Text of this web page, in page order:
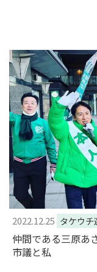
2022.12.25 タケウチ
仲間である三原あ
市議と私